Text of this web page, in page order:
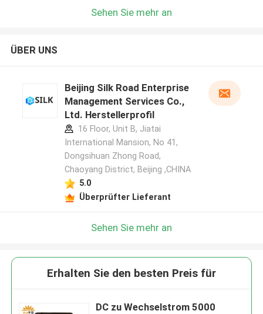
Sehen Sie mehr an
ÜBER UNS
Beijing Silk Road Enterprise
Management Services Co.,
Ltd. Herstellerprofil
16 Floor, Unit B, Jiatai
International Mansion, No 41,
Dongsihuan Zhong Road,
Chaoyang District, Beijing ,CHINA
5.0
Überprüfter Lieferant
Sehen Sie mehr an
Erhalten Sie den besten Preis für
DC zu Wechselstrom 5000